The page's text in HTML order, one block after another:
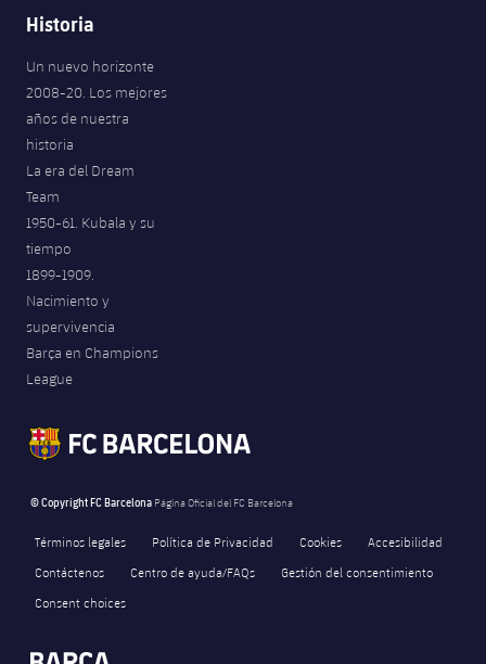
Historia
Un nuevo horizonte
2008-20. Los mejores
años de nuestra
historia
La era del Dream
Team
1950-61. Kubala y su
tiempo
1899-1909.
Nacimiento y
supervivencia
Barça en Champions
League
© Copyright FC Barcelona Página Oficial del FC Barcelona
Términos legales Política de Privacidad Cookies
Accesibilidad
Contáctenos
Centro de ayuda/FAQs
Gestión del consentimiento
Consent choices